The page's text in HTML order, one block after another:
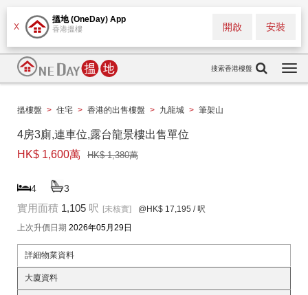
X
搵地 (OneDay) App
香港搵樓 安裝
開啟
搜索香港樓盤
搵樓盤 > 住宅 > 香港的出售樓盤 > 九龍城 > 筆架山
4房3廁,連車位,露台龍景樓出售單位
HK$ 1,600萬
HK$ 1,380萬
4 3
實用面積 1,105 呎 [未核實] @HK$ 17,195 / 呎
上次升價日期 2026年05月29日
詳細物業資料
大廈資料